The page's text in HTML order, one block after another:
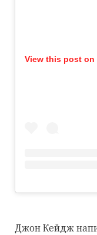
View this post on
Джон Кейдж